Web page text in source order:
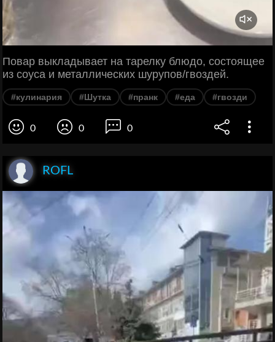
Повар выкладывает на тарелку блюдо, состоящее
из соуса и металлических шурупов/гвоздей.
#кулинария #Шутка #пранк #еда #гвозди
0 0 0
ROFL